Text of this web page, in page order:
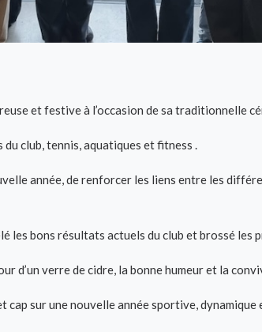
et festive à l’occasion de sa traditionnelle
club, tennis, aquatiques et fitness .
année, de renforcer les liens entre les
les bons résultats actuels du club et brossé les
d’un verre de cidre, la bonne humeur et la
sur une nouvelle année sportive,